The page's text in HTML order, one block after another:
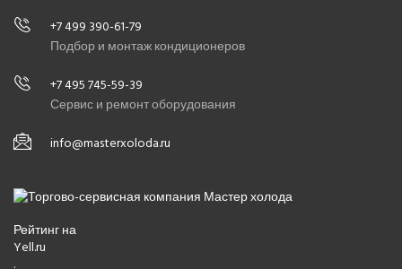
+7 499 390-61-79
Подбор и монтаж кондиционеров
+7 495 745-59-39
Сервис и ремонт оборудования
info@masterxoloda.ru
Рейтинг на
Yell.ru
.